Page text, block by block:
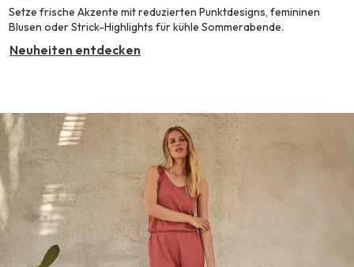
Setze frische Akzente mit reduzierten Punktdesigns, femininen
Blusen oder Strick-Highlights für kühle Sommerabende.
Neuheiten entdecken